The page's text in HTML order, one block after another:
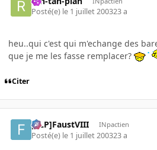
Posté(e) le 1 juillet 200323 a
heu..qui c'est qui m'echange des
que je me les fasse remplacer?
Citer
[FLP]FaustVIII INpactien
Posté(e) le 1 juillet 200323 a